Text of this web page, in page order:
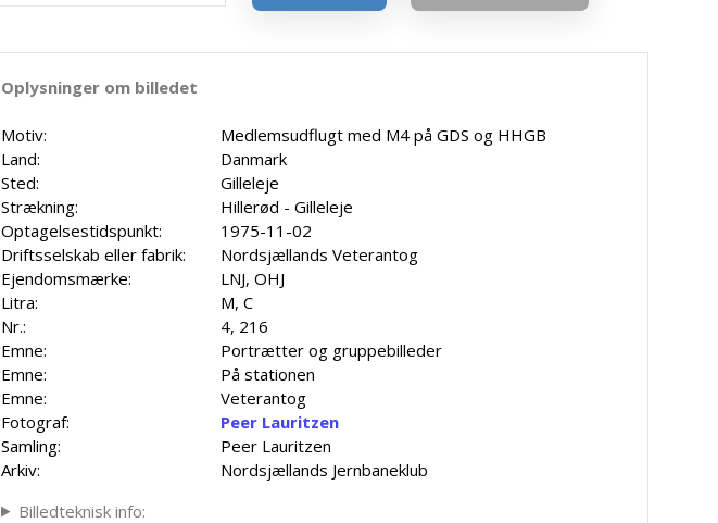
Oplysninger om billedet
Motiv:
Medlemsudflugt med M4 på GDS og HHGB
Land:
Danmark
Sted:
Gilleleje
Strækning:
Hillerød - Gilleleje
Optagelsestidspunkt:
1975-11-02
Driftsselskab eller fabrik:
Nordsjællands Veterantog
Ejendomsmærke:
LNJ, OHJ
Litra:
M, C
Nr.:
4, 216
Emne:
Portrætter og gruppebilleder
Emne:
På stationen
Emne:
Veterantog
Fotograf:
Peer Lauritzen
Samling:
Peer Lauritzen
Arkiv:
Nordsjællands Jernbaneklub
Billedteknisk info: